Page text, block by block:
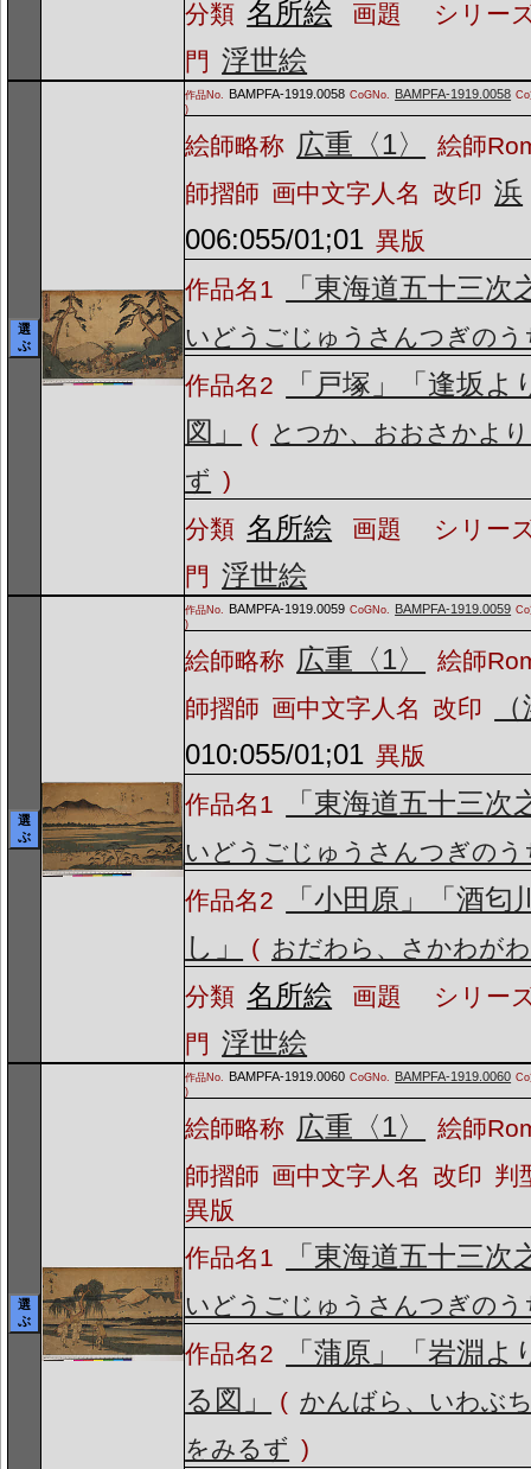
分類 名所絵 画題
シリー
門 浮世絵
選
ぶ
作品No. BAMPFA-1919.0058 CoGNo. BAMPFA-1919.0058
)
絵師略称 広重〈1〉
絵師
師摺師 画中文字人名 改印 浜
006:055/01;01 異版
作品名1
「東海道五十三次
いどうごじゅうさんつぎのう
作品名2
「戸塚」「逢坂よ
図」
( とつか、おおさかよ
ず )
分類 名所絵 画題
シリー
門 浮世絵
選
ぶ
作品No. BAMPFA-1919.0059 CoGNo. BAMPFA-1919.0059
)
絵師略称 広重〈1〉
絵師
師摺師 画中文字人名 改印
010:055/01;01 異版
作品名1
「東海道五十三次
いどうごじゅうさんつぎのう
作品名2
「小田原」「酒
し」
( おだわら、さかわが
分類 名所絵 画題
シリー
門 浮世絵
選
ぶ
作品No. BAMPFA-1919.0060 CoGNo. BAMPFA-1919.0060
)
絵師略称 広重〈1〉
絵師
師摺師 画中文字人名 改印 判
異版
作品名1
「東海道五十三次
いどうごじゅうさんつぎのう
作品名2
「蒲原」「岩淵
る図」
( かんばら、いわぶ
をみるず )